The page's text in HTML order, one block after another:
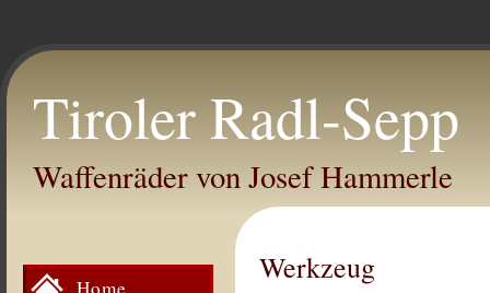
Tiroler Radl-Sepp
Waffenräder von Josef Hammerle
Home
Werkzeug